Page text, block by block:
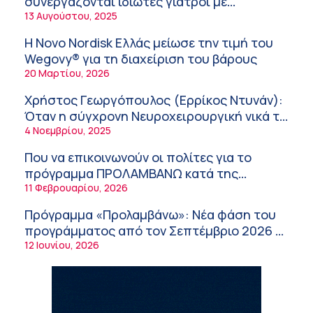
Σύσκεψη στον ΕΟΦ για την ομαλή
λειτουργία της εφοδιαστικής αλυσίδας των
φαρμάκων στη διάρκεια του καλοκαιριού
12:08 μμ
Μιχάλης Τάτσης, Insurance & Healthcare
Analyst, διευθυντής Επιχειρηματικής
Ανάπτυξης Ομίλου HHG
11:54 πμ
Kavita Patel: Ένα στα πέντε καινοτόμα
φάρμακα φτάνει τελικά στην Ελλάδα
9:21 πμ
Υπάρχει τελικά «δίαιτα θυρεοειδούς»; Τι
λέει η επιστήμη για τη διατροφή και τα
συμπληρώματα
7:38 πμ
Πυρκαγιά στη Δυτική Αττική: Οι κίνδυνοι για
τη δημόσια υγεία
νοσοκομεία του δημοσίου συστήματος
13 Αυγούστου, 2025
Η Novo Nordisk Ελλάς μείωσε την τιμή του
Wegovy® για τη διαχείριση του βάρους
20 Μαρτίου, 2026
Χρήστος Γεωργόπουλος (Ερρίκος Ντυνάν):
Όταν η σύγχρονη Νευροχειρουργική νικά το
φόβο!
4 Νοεμβρίου, 2025
Που να επικοινωνούν οι πολίτες για το
πρόγραμμα ΠΡΟΛΑΜΒΑΝΩ κατά της
παχυσαρκίας
11 Φεβρουαρίου, 2026
Πρόγραμμα «Προλαμβάνω»: Νέα φάση του
προγράμματος από τον Σεπτέμβριο 2026 –
Δωρεάν προληπτικές εξετάσεις έως το
2030
12 Ιουνίου, 2026